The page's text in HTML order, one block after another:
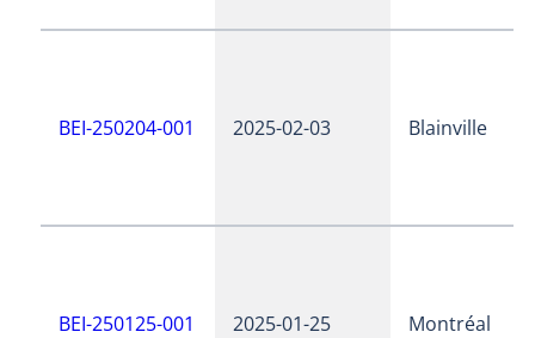
BEI-250204-001 2025-02-03 Blainville
BEI-250125-001 2025-01-25 Montréal